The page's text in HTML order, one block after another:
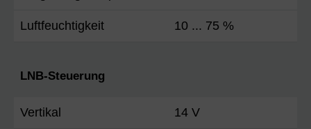
Luftfeuchtigkeit 10 ... 75 %
LNB-Steuerung
Vertikal 14 V